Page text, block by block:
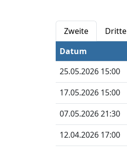
Zweite
Dritte
Datum
25.05.2026 15:00
17.05.2026 15:00
07.05.2026 21:30
12.04.2026 17:00